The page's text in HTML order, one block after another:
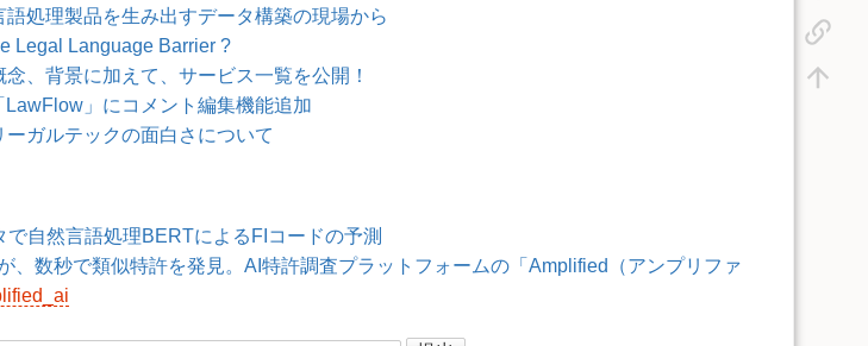
語処理製品を生み出すデータ構築の現場から
Legal Language Barrier ?
、背景に加えて、サービス一覧を公開！
」にコメント編集機能追加
ガルテックの面白さについて
自然言語処理BERTによるFIコードの予測
、数秒で類似特許を発見。AI特許調査プラットフォームの「Amplified（アンプリファ